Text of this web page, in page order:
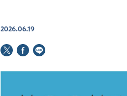
2026.06.19